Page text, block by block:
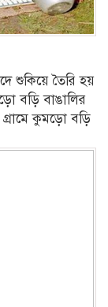
শুকিয়ে তৈরি হয়
বড়ি বাঙালির
গ্রামে কুমড়ো বড়ি